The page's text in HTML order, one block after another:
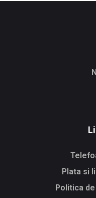
Plata si
Politica